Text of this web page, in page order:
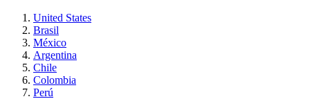
United States
Brasil
México
Argentina
Chile
Colombia
Perú